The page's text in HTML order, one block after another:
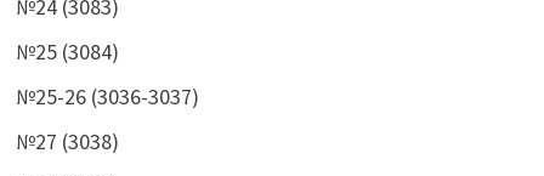
№24 (3083)
№25 (3084)
№25-26 (3036-3037)
№27 (3038)